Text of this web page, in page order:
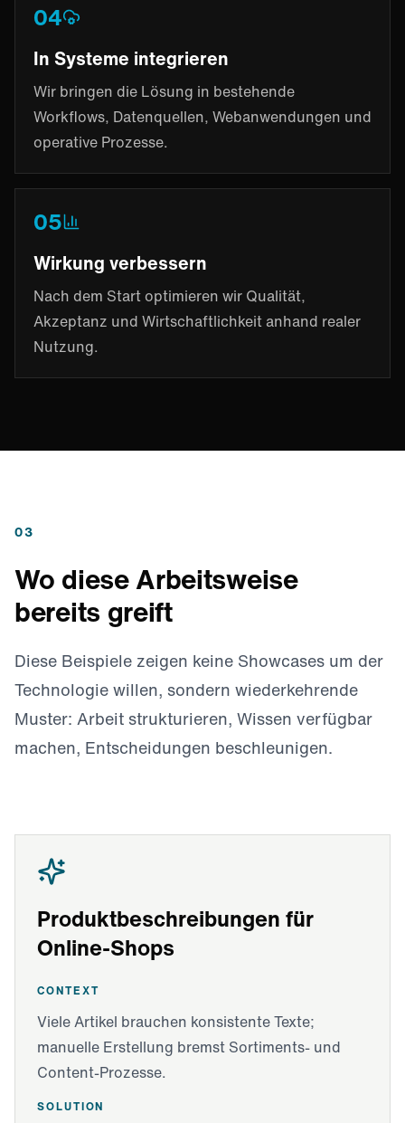
04
In Systeme integrieren
Wir bringen die Lösung in bestehende
Workflows, Datenquellen, Webanwendungen und
operative Prozesse.
05
Wirkung verbessern
Nach dem Start optimieren wir Qualität,
Akzeptanz und Wirtschaftlichkeit anhand realer
Nutzung.
03
Wo diese Arbeitsweise
bereits greift
Diese Beispiele zeigen keine Showcases um der
Technologie willen, sondern wiederkehrende
Muster: Arbeit strukturieren, Wissen verfügbar
machen, Entscheidungen beschleunigen.
Produktbeschreibungen für
Online-Shops
CONTEXT
Viele Artikel brauchen konsistente Texte;
manuelle Erstellung bremst Sortiments- und
Content-Prozesse.
SOLUTION